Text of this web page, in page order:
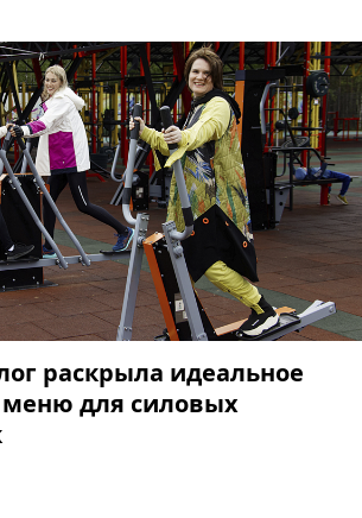
раскрыла идеальное
меню для силовых